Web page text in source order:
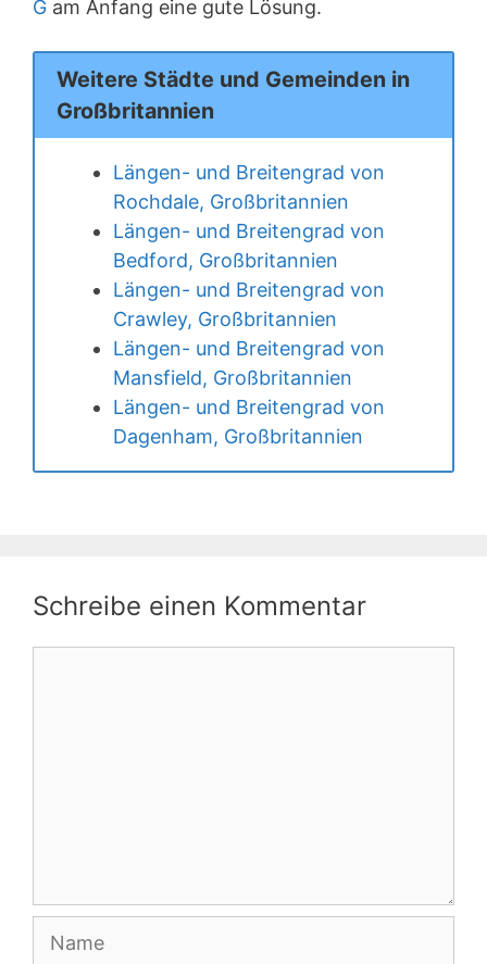
G am Anfang eine gute Lösung.
Weitere Städte und Gemeinden in
Großbritannien
Längen- und Breitengrad von
Rochdale, Großbritannien
Längen- und Breitengrad von
Bedford, Großbritannien
Längen- und Breitengrad von
Crawley, Großbritannien
Längen- und Breitengrad von
Mansfield, Großbritannien
Längen- und Breitengrad von
Dagenham, Großbritannien
Schreibe einen Kommentar